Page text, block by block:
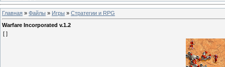
Главная » Файлы » Игры » Стратегии и RPG
Warfare Incorporated v.1.2
[ ]